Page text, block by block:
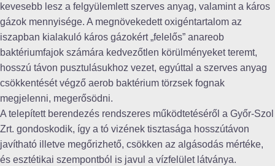
kevesebb lesz a felgyülemlett szerves anyag, valamint a káros
gázok mennyisége. A megnövekedett oxigéntartalom az
iszapban kialakuló káros gázokért „felelős” anareob
baktériumfajok számára kedvezőtlen körülményeket teremt,
hosszú távon pusztulásukhoz vezet, egyúttal a szerves anyag
csökkentését végző aerob baktérium törzsek fognak
megjelenni, megerősödni.
A telepített berendezés rendszeres működtetéséről a Győr-Szol
Zrt. gondoskodik, így a tó vizének tisztasága hosszútávon
javítható illetve megőrizhető, csökken az algásodás mértéke,
és esztétikai szempontból is javul a vízfelület látványa.